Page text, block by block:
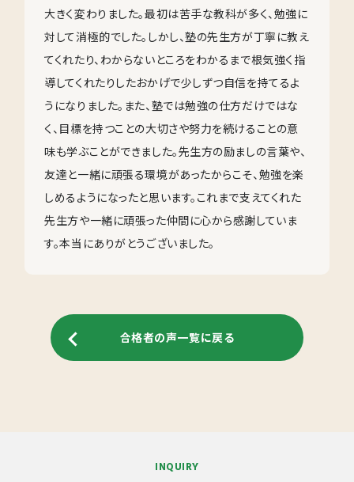
大きく変わりました。最初は苦手な教科が多く、勉強に
対して消極的でした。しかし、塾の先生方が丁寧に教え
てくれたり、わからないところをわかるまで根気強く指
導してくれたりしたおかげで少しずつ自信を持てるよ
うになりました。また、塾では勉強の仕方だけではな
く、目標を持つことの大切さや努力を続けることの意
味も学ぶことができました。先生方の励ましの言葉や、
友達と一緒に頑張る環境があったからこそ、勉強を楽
しめるようになったと思います。これまで支えてくれた
先生方や一緒に頑張った仲間に心から感謝していま
す。本当にありがとうございました。
合格者の声一覧に戻る
INQUIRY